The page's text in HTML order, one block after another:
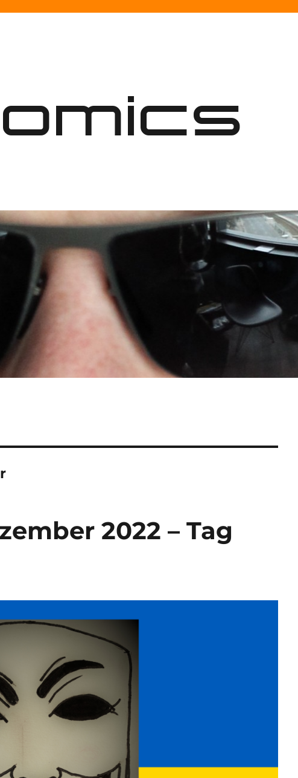
2022 – Tag